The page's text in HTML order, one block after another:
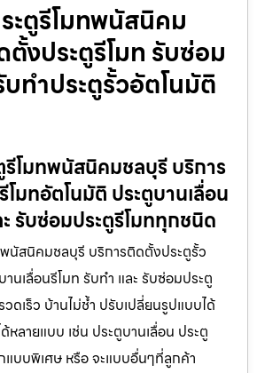
ะตูรีโมทพนัสนิคม
งประตูรีโมท รับซ่อม
บทำประตูรั้วอัตโนมัติ
รีโมทพนัสนิคมชลบุรี บริการ
มทอัตโนมัติ ประตูบานเลื่อน
รับซ่อมประตูรีโมททุกชนิด
นัสนิคมชลบุรี บริการติดตั้งประตูรั้ว
นเลื่อนรีโมท รับทำ และ รับซ่อมประตู
ดเร็ว บ้านไม่ช้ำ ปรับเปลี่ยนรูปแบบได้
ลายแบบ เช่น ประตูบานเลื่อน ประตู
แบบพิเศษ หรือ จะแบบอื่นๆที่ลูกค้า